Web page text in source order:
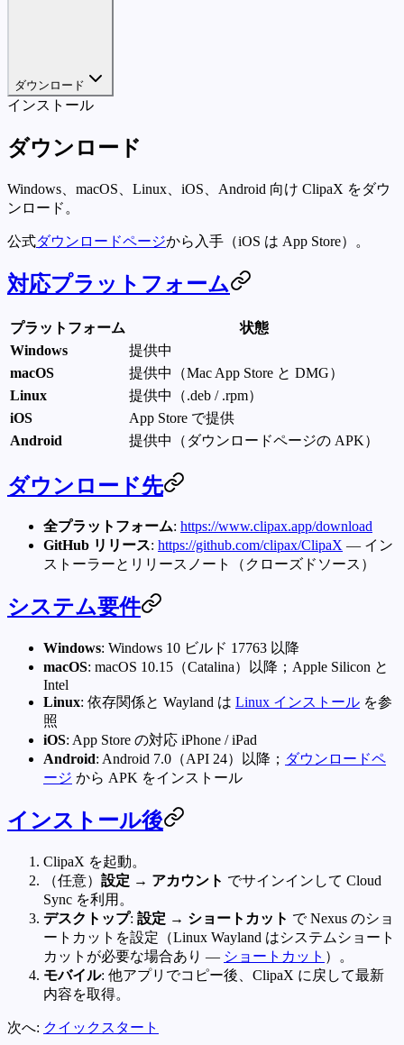
ダウンロード
インストール
ダウンロード
Windows、macOS、Linux、iOS、Android 向け ClipaX をダウ
ンロード。
公式ダウンロードページから入手（iOS は App Store）。
対応プラットフォーム
プラットフォーム
状態
Windows
提供中
macOS
提供中（Mac App Store と DMG）
Linux
提供中（.deb / .rpm）
iOS
App Store で提供
Android
提供中（ダウンロードページの APK）
ダウンロード先
全プラットフォーム: https://www.clipax.app/download
GitHub リリース: https://github.com/clipax/ClipaX — イン
ストーラーとリリースノート（クローズドソース）
システム要件
Windows: Windows 10 ビルド 17763 以降
macOS: macOS 10.15（Catalina）以降；Apple Silicon と
Intel
Linux: 依存関係と Wayland は Linux インストール を参
照
iOS: App Store の対応 iPhone / iPad
Android: Android 7.0（API 24）以降； ダウンロードペ
ージ から APK をインストール
インストール後
ClipaX を起動。
（任意） 設定 → アカウント でサインインして Cloud
Sync を利用。
デスクトップ: 設定 → ショートカット で Nexus のショ
ートカットを設定（Linux Wayland はシステムショート
カットが必要な場合あり — ショートカット ）。
モバイル: 他アプリでコピー後、ClipaX に戻して最新
内容を取得。
次へ: クイックスタート